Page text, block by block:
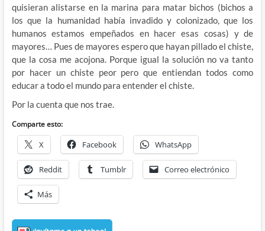
quisieran alistarse en la marina para matar bichos (bichos a
los que la humanidad había invadido y colonizado, que los
humanos estamos empeñados en hacer esas cosas) y de
mayores… Pues de mayores espero que hayan pillado el chiste,
que la cosa me acojona. Porque igual la solución no va tanto
por hacer un chiste peor pero que entiendan todos como
educar a todo el mundo para entender el chiste.
Por la cuenta que nos trae.
Comparte esto:
X Facebook WhatsApp
Reddit Tumblr Correo electrónico
Más